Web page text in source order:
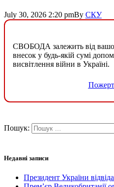
July 30, 2026 2:20 pmBy СКУ
СВОБОДА залежить від
внесок у будь-якій сумі
висвітлення війни в Україні.
Пошук:
Недавні записи
Президент України